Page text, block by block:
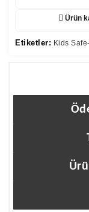
Ürün
Etiketler: Kids